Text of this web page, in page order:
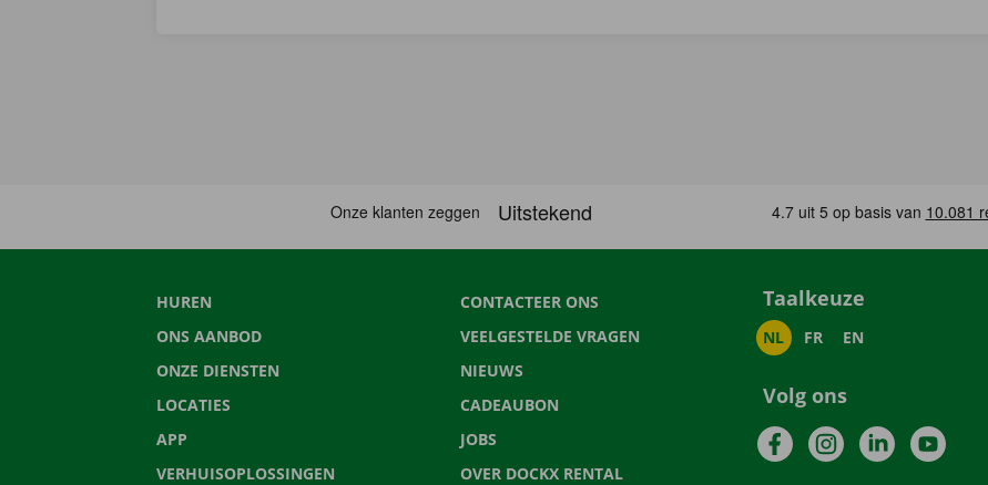
HUREN
ONS AANBOD
ONZE DIENSTEN
LOCATIES
APP
VERHUISOPLOSSINGEN
CONTACTEER ONS
VEELGESTELDE VRAGEN
NIEUWS
CADEAUBON
JOBS
OVER DOCKX RENTAL
Taalkeuze
NL FR EN
Volg ons
FacebookInstagramLinkedIn